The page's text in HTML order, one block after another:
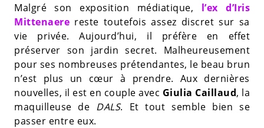
Malgré son exposition médiatique, l’ex d’Iris
Mittenaere reste toutefois assez discret sur sa
vie privée. Aujourd’hui, il préfère en effet
préserver son jardin secret. Malheureusement
pour ses nombreuses prétendantes, le beau brun
n’est plus un cœur à prendre. Aux dernières
nouvelles, il est en couple avec Giulia Caillaud, la
maquilleuse de DALS. Et tout semble bien se
passer entre eux.